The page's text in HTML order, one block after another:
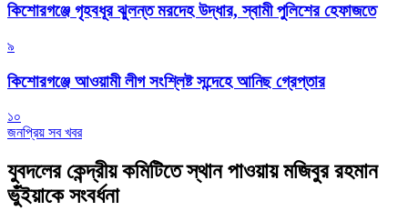
কিশোরগঞ্জে গৃহবধূর ঝুলন্ত মরদেহ উদ্ধার, স্বামী পুলিশের হেফাজতে
৯
কিশোরগঞ্জে আওয়ামী লীগ সংশ্লিষ্ট সন্দেহে আনিছ গ্রেপ্তার
১০
জনপ্রিয় সব খবর
যুবদলের কেন্দ্রীয় কমিটিতে স্থান পাওয়ায় মজিবুর রহমান
ভুঁইয়াকে সংবর্ধনা